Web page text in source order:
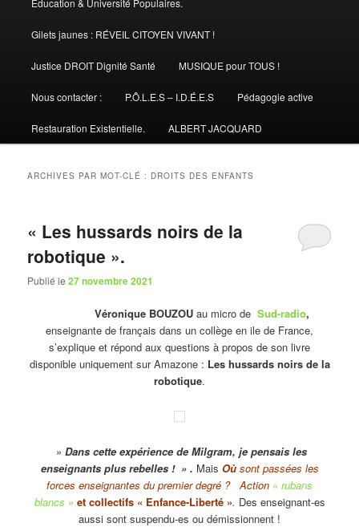
Gilets jaunes : RÉVEIL CITOYEN VIVANT !
Justice DROIT Dignité Santé MUSIQUE pour TOUS !
Nous contacter : P.Ô.L.E.S – I.D.É.E.S Pédagogie active
Restauration Existentielle. ALBERT JACQUARD
ARCHIVES PAR MOT-CLÉ : DROITS DES ENFANTS
« Les hussards noirs de la
robotique ».
Publié le27 novembre 2021
Véronique BOUZOU au micro de Sud-radio,
enseignante de français dans un collège en ile de France,
s’explique et répond aux questions à propos de son livre
disponible uniquement sur Amazone : Les hussards noirs de la
robotique.
» Dans cette expérience de Milgram, je pensais les
enseignants plus rebelles ! » . Mais Oùsont passées les
forces enseignantes du premier degré ? Action « rubans
blancs » et collectifs « Enfance-Liberté ». Des enseignant-es
aussi sont suspendu-es ou démissionnent !